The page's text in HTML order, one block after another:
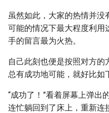
虽然如此，大家的热情并没
可能的情况下最大程度利用
手的留言最为火热。
自己此刻也便是按照对方的
总有成功地可能，就好比如
“成功了！”看着屏幕上弹出
连忙躺回到了床上，重新连